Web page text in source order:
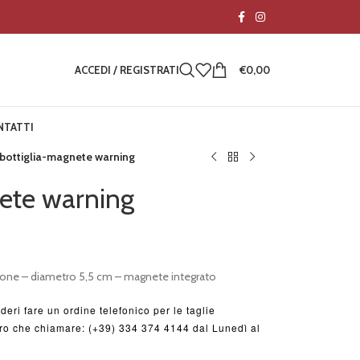
ACCEDI / REGISTRATI €0,00
magnete warning
warning
– diametro 5,5 cm – magnete integrato
fare un ordine telefonico per le taglie
che chiamare: (+39) 334 374 4144 dal Lunedì al